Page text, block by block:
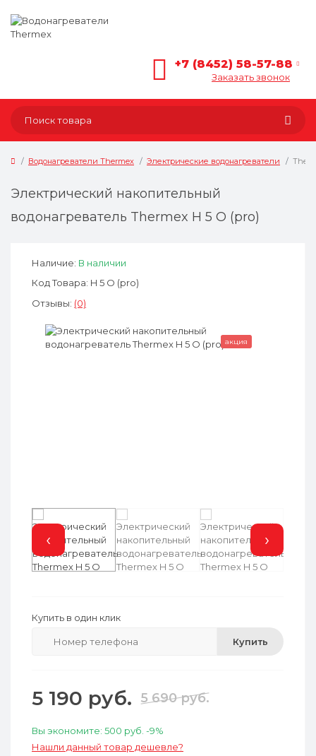
+7 (8452) 58-57-88
Заказать звонок
Водонагреватели Thermex Электрические водонагреватели
Электрический накопительный
водонагреватель Thermex H 5 O (pro)
Наличие: В наличии
Код Товара: H 5 O (pro)
Отзывы: (0)
акция
‹ ›
Купить в один клик
Купить
5 190 руб. 5 690 руб.
Вы экономите: 500 руб. -9%
Нашли данный товар дешевле?